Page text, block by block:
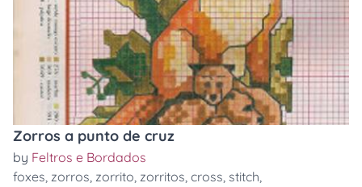
Zorros a punto de cruz
by Feltros e Bordados
foxes, zorros, zorrito, zorritos, cross, stitch,